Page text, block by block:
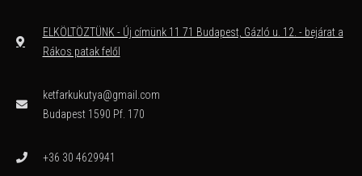
ELKÖLTÖZTÜNK - Új címünk 11 71 Budapest, Gázló u. 12. - bejárat a
Rákos patak felől
ketfarkukutya@gmail.com
Budapest 1590 Pf. 170
+36 30 4629941